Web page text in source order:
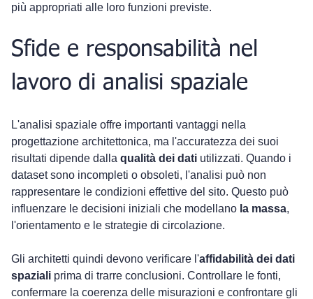
più appropriati alle loro funzioni previste.
Sfide e responsabilità nel
lavoro di analisi spaziale
L'analisi spaziale offre importanti vantaggi nella
progettazione architettonica, ma l'accuratezza dei suoi
risultati dipende dalla qualità dei dati utilizzati. Quando i
dataset sono incompleti o obsoleti, l'analisi può non
rappresentare le condizioni effettive del sito. Questo può
influenzare le decisioni iniziali che modellano la massa,
l'orientamento e le strategie di circolazione.
Gli architetti quindi devono verificare l'affidabilità dei dati
spaziali prima di trarre conclusioni. Controllare le fonti,
confermare la coerenza delle misurazioni e confrontare gli